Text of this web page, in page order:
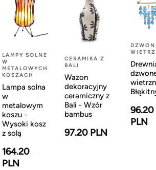
LAMPY SOLNE
W
METALOWYCH
KOSZACH
Lampa solna
w
metalowym
koszu -
Wysoki kosz
z solą
164.20
PLN
CERAMIKA Z
BALI
Wazon
dekoracyjny
ceramiczny z
Bali - Wzór
bambus
97.20 PLN
96.20
PLN